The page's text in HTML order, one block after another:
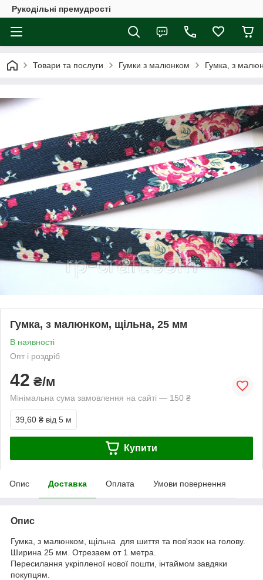
Рукодільні премудрості
Товари та послуги Гумки з малюнком Гумка, з
Гумка, з малюнком, щільна, 25 мм
В наявності
Опт і роздріб
42 ₴/м
Мінімальна сума замовлення на сайті — 150 ₴
39,60 ₴ від 5 м
Купити
Опис Доставка Оплата Умови повернення
Опис
Гумка, з малюнком, щільна
для шиття та пов'язок на голову.
Ширина 25 мм. Отрезаем от 1 метра.
Пересилання укріпленої нової пошти, інтаймом завдяки
покупцям.